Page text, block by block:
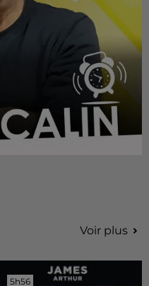
Voir plus
5h56
5h56